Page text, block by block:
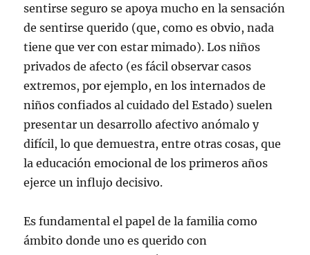
sentirse seguro se apoya mucho en la sensación
de sentirse querido (que, como es obvio, nada
tiene que ver con estar mimado). Los niños
privados de afecto (es fácil observar casos
extremos, por ejemplo, en los internados de
niños confiados al cuidado del Estado) suelen
presentar un desarrollo afectivo anómalo y
difícil, lo que demuestra, entre otras cosas, que
la educación emocional de los primeros años
ejerce un influjo decisivo.
Es fundamental el papel de la familia como
ámbito donde uno es querido con